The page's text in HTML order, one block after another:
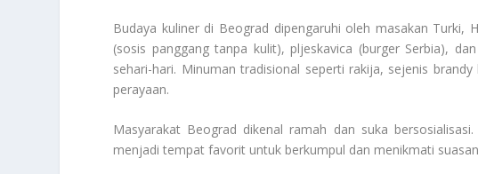
Budaya kuliner di Beograd dipengaruhi oleh masakan Turki,
(sosis panggang tanpa kulit), pljeskavica (burger Serbia),
sehari-hari. Minuman tradisional seperti rakija, sejenis
perayaan.
Masyarakat Beograd dikenal ramah dan suka
menjadi tempat favorit untuk berkumpul dan menikmati